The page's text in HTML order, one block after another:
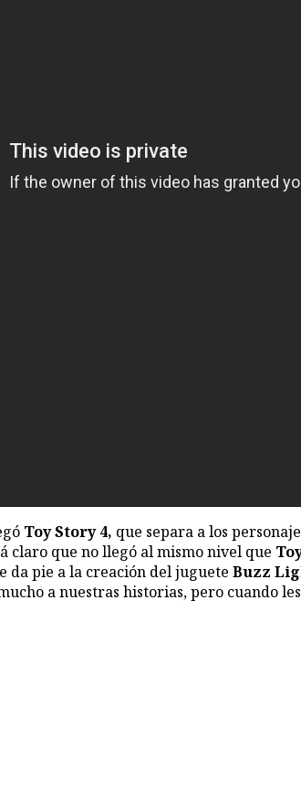
Toy Story 4, que separa a los
claro que no llegó al mismo nivel que
da pie a la creación del juguete Buzz
a nuestras historias, pero